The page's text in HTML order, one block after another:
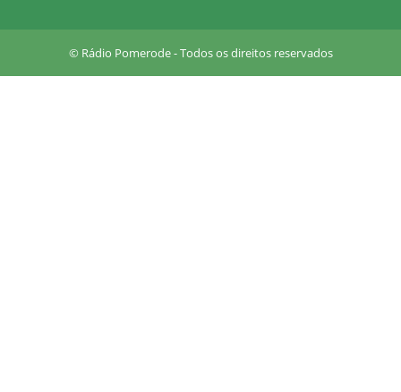
a
© Rádio Pomerode - Todos os direitos reservados